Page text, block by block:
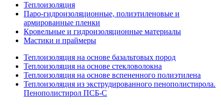
Теплоизоляция
Паро-гидроизоляционные, полиэтиленовые и
армированные пленки
Кровельные и гидроизоляционные материалы
Мастики и праймеры
Теплоизоляция на основе базальтовых пород
Теплоизоляция на основе стекловолокна
Теплоизоляция на основе вспененного полиэтилена
Теплоизоляция из экструдированного пенополистирола.
Пенополистирол ПСБ-С